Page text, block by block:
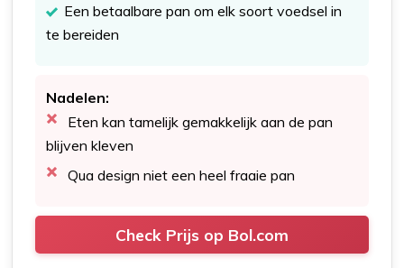
Een betaalbare pan om elk soort voedsel in
te bereiden
Nadelen:
Eten kan tamelijk gemakkelijk aan de pan
blijven kleven
Qua design niet een heel fraaie pan
Check Prijs op Bol.com